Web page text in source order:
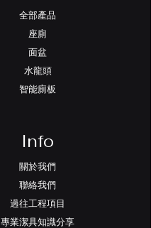
全部產品
座廁
面盆
水龍頭
智能廁板
Info
關於我們
聯絡我們
過往工程項目
專業潔具知識分享